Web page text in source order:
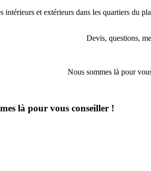
intérieurs et extérieurs dans les quartiers
Devis, questions,
Nous sommes là pour
là pour vous conseiller !